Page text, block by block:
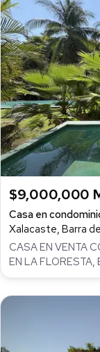
$9,000,000
Casa en
Xalacaste, Barra
CASA EN VENTA
EN LA FLORESTA,